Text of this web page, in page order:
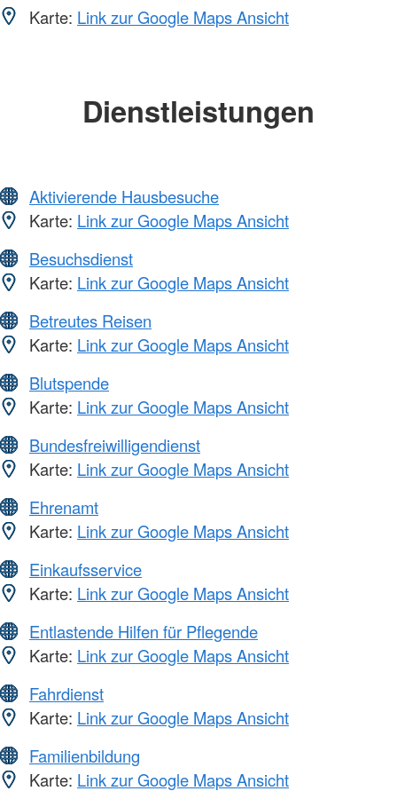
Karte: Link zur Google Maps Ansicht
Dienstleistungen
Aktivierende Hausbesuche
Karte: Link zur Google Maps Ansicht
Besuchsdienst
Karte: Link zur Google Maps Ansicht
Betreutes Reisen
Karte: Link zur Google Maps Ansicht
Blutspende
Karte: Link zur Google Maps Ansicht
Bundesfreiwilligendienst
Karte: Link zur Google Maps Ansicht
Ehrenamt
Karte: Link zur Google Maps Ansicht
Einkaufsservice
Karte: Link zur Google Maps Ansicht
Entlastende Hilfen für Pflegende
Karte: Link zur Google Maps Ansicht
Fahrdienst
Karte: Link zur Google Maps Ansicht
Familienbildung
Karte: Link zur Google Maps Ansicht